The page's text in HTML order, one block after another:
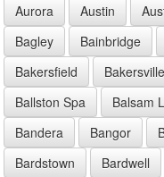
Aurora
Austin
Bagley
Bainbridge
Bakersfield
Bakersville
Ballston Spa
Balsam
Bandera
Bangor
Bardstown
Bardwell